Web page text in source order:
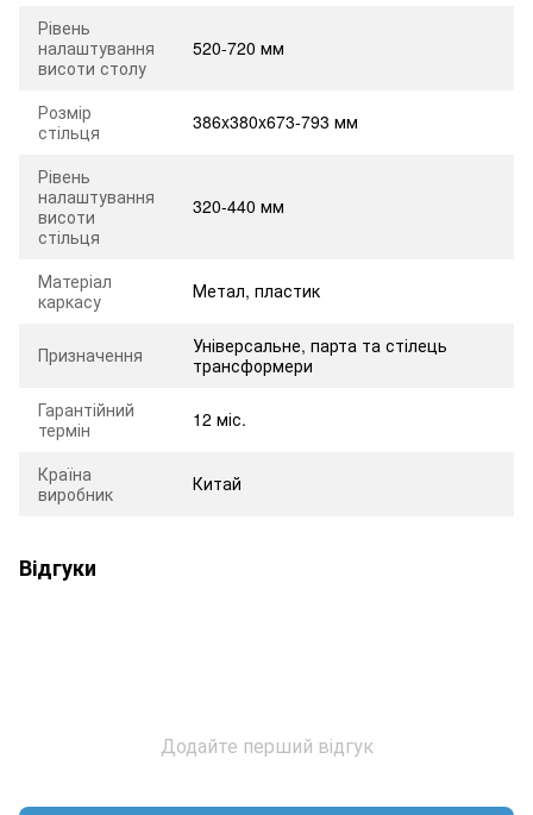
Рівень
налаштування
висоти столу
520-720 мм
Розмір
стільця
386x380x673-793 мм
Рівень
налаштування
висоти
стільця
320-440 мм
Матеріал
каркасу
Метал, пластик
Призначення
Універсальне, парта та стілець
трансформери
Гарантійний
термін
12 міс.
Країна
виробник
Китай
Відгуки
Додайте перший відгук